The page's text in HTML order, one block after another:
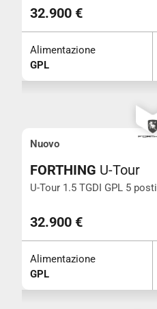
32.900 €
Alimentazione
GPL
Nuovo
FORTHING U-Tour
U-Tour 1.5 TGDI GPL 5 posti
32.900 €
Alimentazione
GPL